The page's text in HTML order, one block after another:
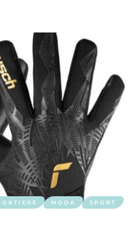
MODA
SPORT